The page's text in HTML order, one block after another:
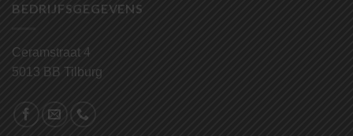
BEDRIJFSGEGEVENS
Ceramstraat 4
5013 BB Tilburg